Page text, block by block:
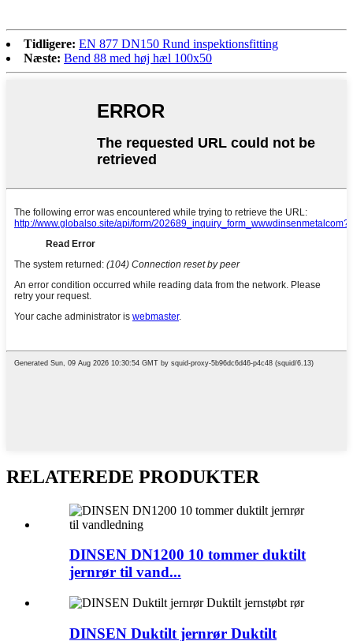
Tidligere: EN 877 DN150 Rund inspektionsfitting
Næste: Bend 88 med høj hæl 100x50
RELATEREDE PRODUKTER
DINSEN DN1200 10 tommer duktilt
jernrør til vand...
DINSEN Duktilt jernrør Duktilt